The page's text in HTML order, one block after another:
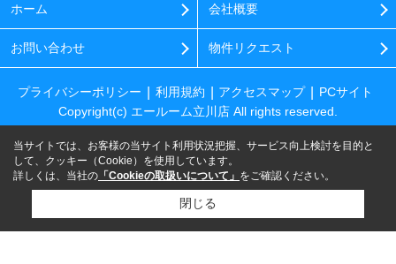
ホーム 会社概要
お問い合わせ 物件リクエスト
プライバシーポリシー 利用規約 アクセスマップ
PCサイト
Copyright(c) エールーム立川店 All rights reserved.
当サイトでは、お客様の当サイト利用状況把握、サービス向上検討を目的と
して、クッキー（Cookie）を使用しています。
詳しくは、当社の 「Cookieの取扱いについて」 をご確認ください。
閉じる